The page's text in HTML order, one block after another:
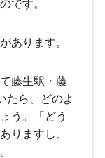
です。
あります。
藤生駅・藤
たら、どのよ
う。「どう
りますし、